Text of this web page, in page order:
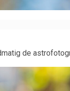
de